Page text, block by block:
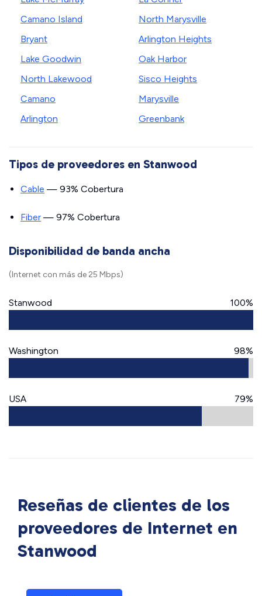
Camano Island
Bryant
Lake Goodwin
North Lakewood
Camano
Arlington
North Marysville
Arlington Heights
Oak Harbor
Sisco Heights
Marysville
Greenbank
Tipos de proveedores en Stanwood
Cable — 93% Cobertura
Fiber — 97% Cobertura
Disponibilidad de banda ancha
(Internet con más de 25 Mbps)
Stanwood 100%
Washington 98%
USA 79%
Reseñas de clientes de los
proveedores de Internet en
Stanwood